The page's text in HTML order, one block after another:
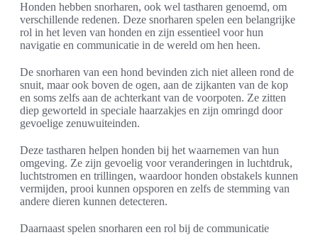
Honden hebben snorharen, ook wel tastharen genoemd, om
verschillende redenen. Deze snorharen spelen een belangrijke
rol in het leven van honden en zijn essentieel voor hun
navigatie en communicatie in de wereld om hen heen.
De snorharen van een hond bevinden zich niet alleen rond de
snuit, maar ook boven de ogen, aan de zijkanten van de kop
en soms zelfs aan de achterkant van de voorpoten. Ze zitten
diep geworteld in speciale haarzakjes en zijn omringd door
gevoelige zenuwuiteinden.
Deze tastharen helpen honden bij het waarnemen van hun
omgeving. Ze zijn gevoelig voor veranderingen in luchtdruk,
luchtstromen en trillingen, waardoor honden obstakels kunnen
vermijden, prooi kunnen opsporen en zelfs de stemming van
andere dieren kunnen detecteren.
Daarnaast spelen snorharen een rol bij de communicatie